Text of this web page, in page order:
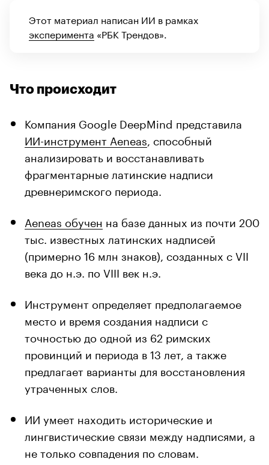
Этот материал написан ИИ в рамках
эксперимента «РБК Трендов».
Что происходит
Компания Google DeepMind представила
ИИ-инструмент Aeneas , способный
анализировать и восстанавливать
фрагментарные латинские надписи
древнеримского периода.
Aeneas обучен на базе данных из почти 200
тыс. известных латинских надписей
(примерно 16 млн знаков), созданных с VII
века до н.э. по VIII век н.э.
Инструмент определяет предполагаемое
место и время создания надписи с
точностью до одной из 62 римских
провинций и периода в 13 лет, а также
предлагает варианты для восстановления
утраченных слов.
ИИ умеет находить исторические и
лингвистические связи между надписями, а
не только совпадения по словам.